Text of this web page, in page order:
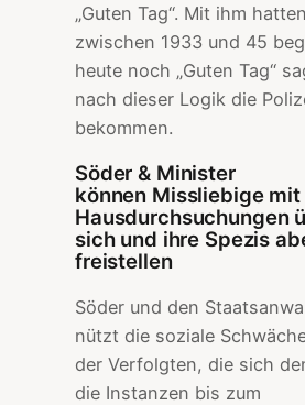
„Guten Tag“. Mit ihm
zwischen 1933 und 45
heute noch „Guten Tag“
nach dieser Logik die
bekommen.
Söder & Minister
können Missliebige mit
Hausdurchsuchungen
sich und ihre Spezis
freistellen
Söder und den
nützt die soziale
der Verfolgten, die sich
die Instanzen bis zum